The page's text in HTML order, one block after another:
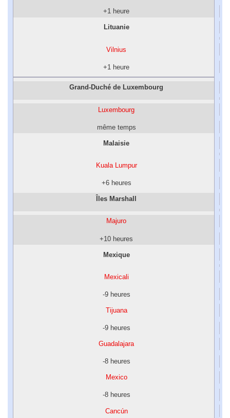
+1 heure
Lituanie
Vilnius
+1 heure
Grand-Duché de Luxembourg
Luxembourg
même temps
Malaisie
Kuala Lumpur
+6 heures
Îles Marshall
Majuro
+10 heures
Mexique
Mexicali
-9 heures
Tijuana
-9 heures
Guadalajara
-8 heures
Mexico
-8 heures
Cancún